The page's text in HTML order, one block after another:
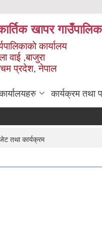
खापर
कार्यालय
वाई ,बाजुरा
प्रदेश, नेपाल
कार्यक्रम तथा
तथा कार्यक्रम